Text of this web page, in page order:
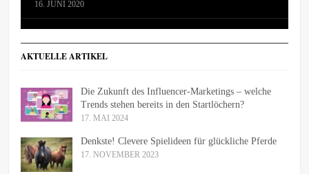
16. JUNI 2020
AKTUELLE ARTIKEL
Die Zukunft des Influencer-Marketings – welche
Trends stehen bereits in den Startlöchern?
17. MAI 2024
Denkste! Clevere Spielideen für glückliche Pferde
17. NOVEMBER 2023